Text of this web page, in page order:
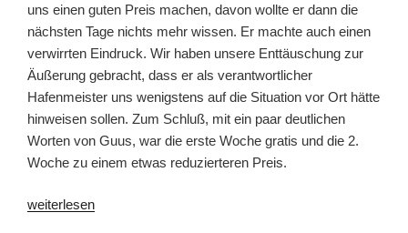
uns einen guten Preis machen, davon wollte er dann die
nächsten Tage nichts mehr wissen. Er machte auch einen
verwirrten Eindruck. Wir haben unsere Enttäuschung zur
Äußerung gebracht, dass er als verantwortlicher
Hafenmeister uns wenigstens auf die Situation vor Ort hätte
hinweisen sollen. Zum Schluß, mit ein paar deutlichen
Worten von Guus, war die erste Woche gratis und die 2.
Woche zu einem etwas reduzierteren Preis.
„Sardinien
weiterlesen